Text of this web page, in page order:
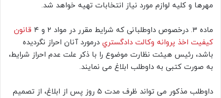
ﻣﻬﺮﻫﺎ ﻭ کلیه ﻟﻮﺍﺯﻡ ﻣﻮﺭﺩ ﻧﻴﺎﺯ ﺍﻧﺘﺨﺎﺑﺎﺕ ﺗﻬﻴﻪ ﺧﻮﺍﻫﺪ ﺷﺪ.
ﻣﺎﺩه ۳. درخصوص داوطلبانی ﻛﻪ ﺷﺮﺍﻳﻂ ﻣﻘﺮﺭ ﺩﺭ ﻣﻮﺍﺩ ۲ ﻭ ۴
ﻗﺎﻧﻮﻥ
ﻛﻴﻔﻴﺖ ﺍﺧﺬ ﭘﺮﻭﺍﻧﻪ ﻭﻛﺎﻟﺖ ﺩﺍﺩﮔﺴﺘﺮﻱ ﺩﺭﻣﻮﺭﺩ ﺁﻧﺎﻥ ﺍﺣﺮﺍﺯ ﻧﮕﺮﺩﻳﺪﻩ
ﺑﺎﺷﺪ، ﺭﺋﻴﺲ هیئت ﻧﻈﺎﺭﺕ ﻣﻮﺿﻮﻉ ﺭﺍ ﺑﺎ ﺫﻛﺮ ﻋﻠﺖ ﻋﺪﻡ ﺍﺣﺮﺍﺯ ﺷﺮﺍﻳﻂ،
به صورت کتبی ﺑﻪ ﺩﺍﻭﻃﻠﺐ ﺍﺑﻼﻍ می نمایند.
ﺩﺍﻭﻃﻠﺐ ﻣﺬﻛﻮﺭ می تواند ﻇﺮﻑ ﻣﺪﺕ ۵ ﺭﻭﺯ ﭘﺲ ﺍﺯ ﺍﺑﻼﻍ، ﺍﺯ ﺗﺼﻤﻴﻢ